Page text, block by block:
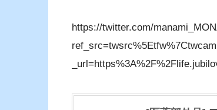
https://twitter.com/